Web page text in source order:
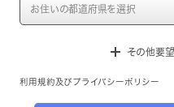
その他要
利用規約 及び プライバシーポリシー